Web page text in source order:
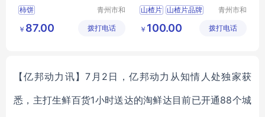
柿饼
青州市和
限公司
￥ 87.00 拨打电话
山楂片 山楂片品牌
青州市和
限公司
￥ 100.00 拨打电话
【亿邦动力讯】7月2日，亿邦动力从知情人处独家获
悉，主打生鲜百货1小时送达的淘鲜达目前已开通88个城